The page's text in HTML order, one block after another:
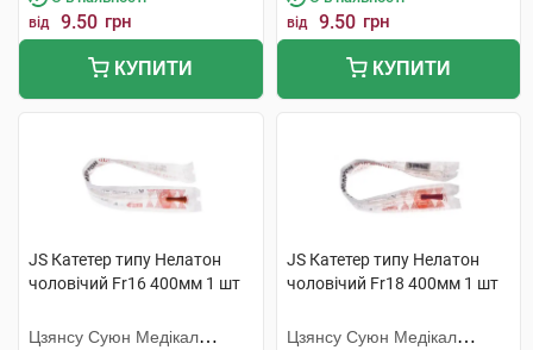
від 9.50 грн
КУПИТИ
від 9.50 грн
КУПИТИ
JS Катетер типу Нелатон
чоловічий Fr16 400мм 1 шт
Цзянсу Суюн Медікал
JS Катетер типу Нелатон
чоловічий Fr18 400мм 1 шт
Цзянсу Суюн Медікал